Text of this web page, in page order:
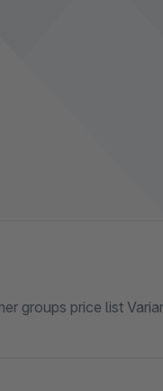
groups price list